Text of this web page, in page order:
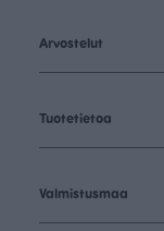
Arvostelut
Tuotetietoa
Valmistusmaa